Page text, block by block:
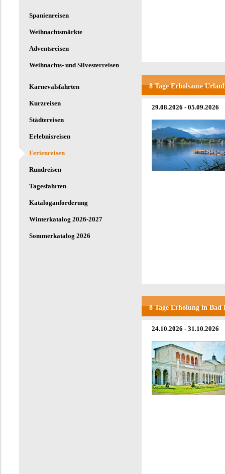
Spanienreisen
Weihnachtsmärkte
Adventsreisen
Weihnachts- und Silvesterreisen
Karnevalsfahrten
Kurzreisen
Städtereisen
Erlebnisreisen
Ferienreisen
Rundreisen
Tagesfahrten
Kataloganforderung
Winterkatalog 2026-2027
Sommerkatalog 2026
8 Tage Erholsame
29.08.2026 - 05.09.2026
8 Tage Erholung in Bad
24.10.2026 - 31.10.2026